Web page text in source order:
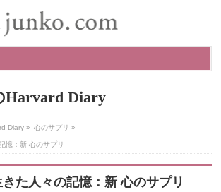
Harvard Diary
Diary» 心のサプリ »
憶：新 心のサプリ
た人々の記憶：新 心のサプリ